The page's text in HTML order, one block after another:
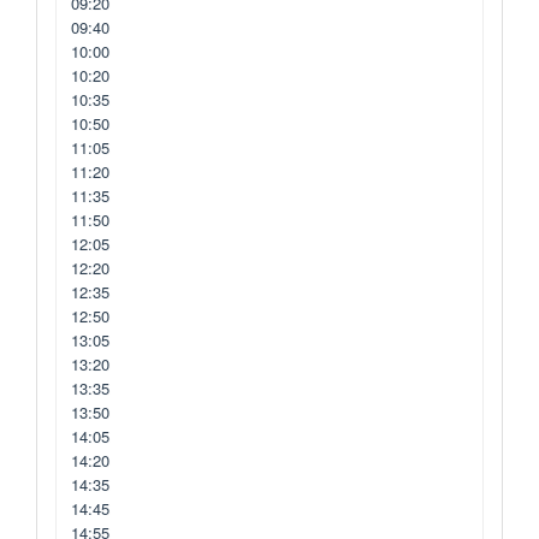
09:40
10:00
10:20
10:35
10:50
11:05
11:20
11:35
11:50
12:05
12:20
12:35
12:50
13:05
13:20
13:35
13:50
14:05
14:20
14:35
14:45
14:55